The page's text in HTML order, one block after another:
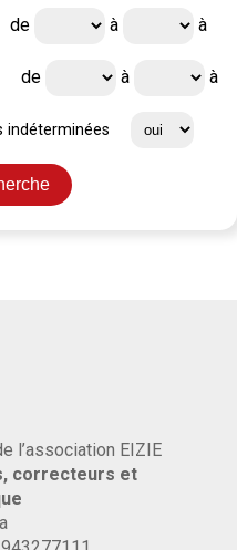
de à à
de à à
indéterminées
l’association EIZIE
correcteurs et